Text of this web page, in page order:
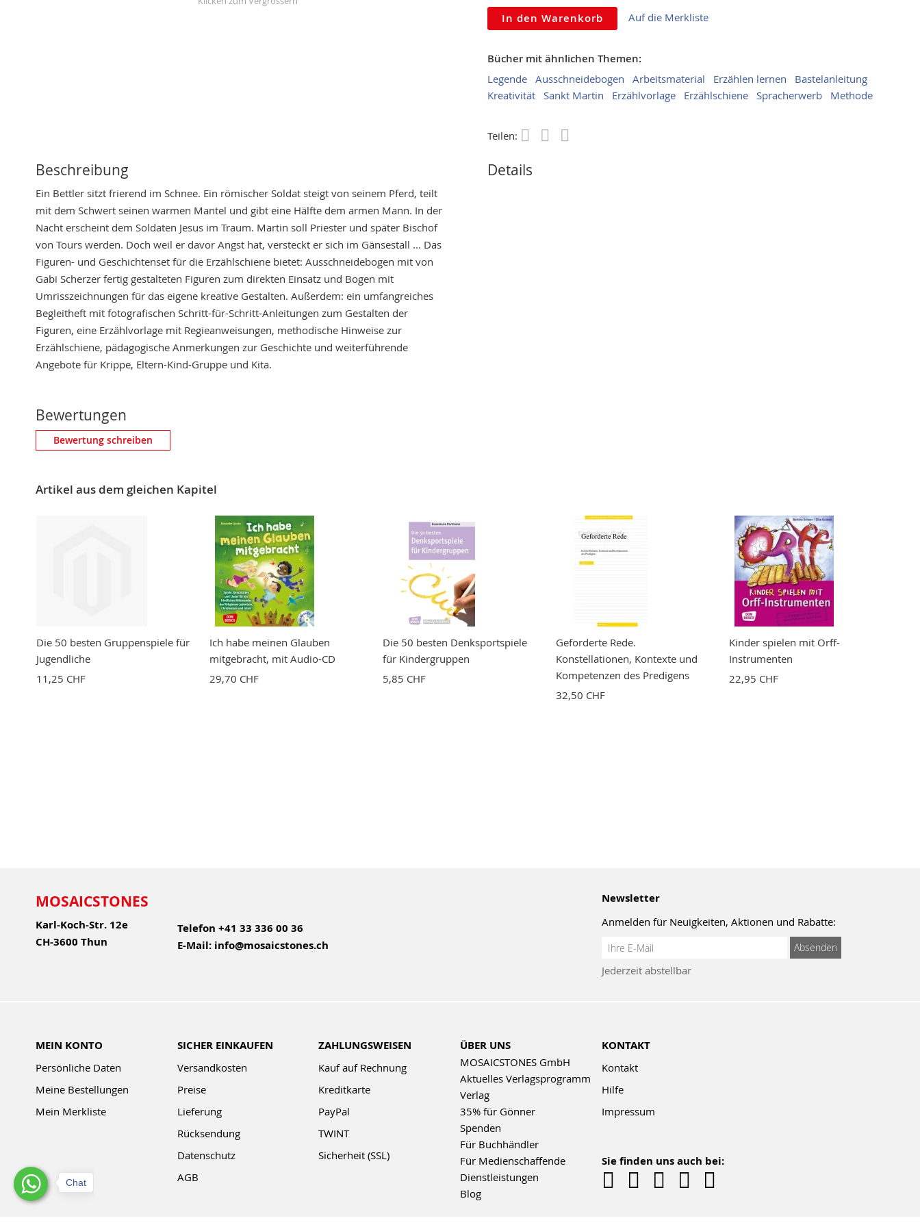
In den Warenkorb Auf die Merkliste
Bücher mit ähnlichen Themen:
Legende Ausschneidebogen Arbeitsmaterial Erzählen lernen
Bastelanleitung
Kreativität Sankt Martin Erzählvorlage Erzählschiene Spracherwerb Methode
Teilen:
Beschreibung
Ein Bettler sitzt frierend im Schnee. Ein römischer Soldat steigt von seinem Pferd, teilt
mit dem Schwert seinen warmen Mantel und gibt eine Hälfte dem armen Mann. In der
Nacht erscheint dem Soldaten Jesus im Traum. Martin soll Priester und später Bischof
von Tours werden. Doch weil er davor Angst hat, versteckt er sich im Gänsestall ... Das
Figuren- und Geschichtenset für die Erzählschiene bietet: Ausschneidebogen mit von
Gabi Scherzer fertig gestalteten Figuren zum direkten Einsatz und Bogen mit
Umrisszeichnungen für das eigene kreative Gestalten. Außerdem: ein umfangreiches
Begleitheft mit fotografischen Schritt-für-Schritt-Anleitungen zum Gestalten der
Figuren, eine Erzählvorlage mit Regieanweisungen, methodische Hinweise zur
Erzählschiene, pädagogische Anmerkungen zur Geschichte und weiterführende
Angebote für Krippe, Eltern-Kind-Gruppe und Kita.
Details
Bewertungen
Eigene Bewertung schreiben
BEWERTUNG ABSCHICKEN
Bewertung schreiben
Artikel aus dem gleichen Kapitel
Die 50 besten Gruppenspiele für
Jugendliche
11,25 CHF
Ich habe meinen Glauben
mitgebracht, mit Audio-CD
29,70 CHF
Die 50 besten Denksportspiele
für Kindergruppen
5,85 CHF
Geforderte Rede.
Konstellationen, Kontexte und
Kompetenzen des Predigens
32,50 CHF
Kinder spielen mit Orff-
Instrumenten
22,95 CHF
MOSAICSTONES
Karl-Koch-Str. 12e
CH-3600 Thun
Telefon +41 33 336 00 36
E-Mail: info@mosaicstones.ch
Newsletter
Anmelden für Neuigkeiten, Aktionen und Rabatte:
Anmeldung
Newsletter:
Absenden
Jederzeit abstellbar
MEIN KONTO
Persönliche Daten
Meine Bestellungen
Mein Merkliste
SICHER EINKAUFEN
Versandkosten
Preise
Lieferung
Rücksendung
Datenschutz
AGB
ZAHLUNGSWEISEN
Kauf auf Rechnung
Kreditkarte
PayPal
TWINT
Sicherheit (SSL)
ÜBER UNS
MOSAICSTONES GmbH
Aktuelles Verlagsprogramm
Verlag
35% für Gönner
Spenden
Für Buchhändler
Für Medienschaffende
Dienstleistungen
Blog
KONTAKT
Kontakt
Hilfe
Impressum
Sie finden uns auch bei:
Chat